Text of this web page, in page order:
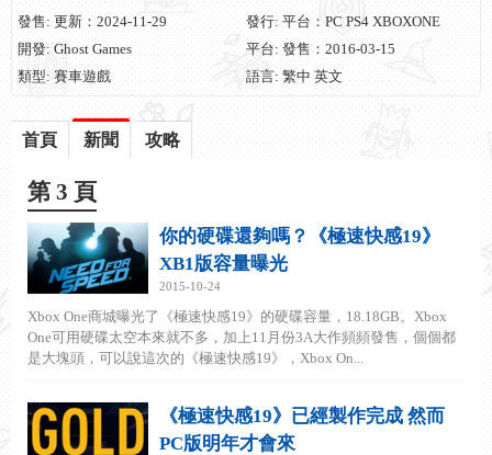
發售: 更新：2024-11-29
發行: 平台：PC PS4 XBOXONE
開發: Ghost Games
平台: 發售：2016-03-15
類型: 賽車遊戲
語言: 繁中 英文
首頁 新聞 攻略
第 3 頁
你的硬碟還夠嗎？《極速快感19》
XB1版容量曝光
2015-10-24
Xbox One商城曝光了《極速快感19》的硬碟容量，18.18GB。Xbox
One可用硬碟太空本來就不多，加上11月份3A大作頻頻發售，個個都
是大塊頭，可以說這次的《極速快感19》，Xbox On...
《極速快感19》已經製作完成 然而
PC版明年才會來